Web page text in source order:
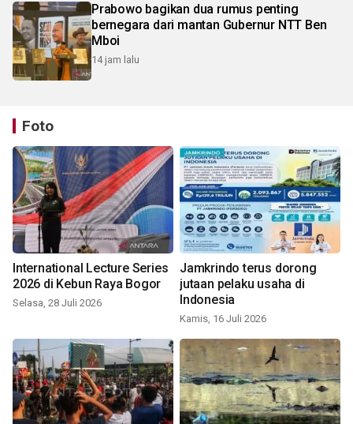
Prabowo bagikan dua rumus penting
bernegara dari mantan Gubernur NTT Ben
Mboi
14 jam lalu
Foto
International Lecture Series
2026 di Kebun Raya Bogor
Selasa, 28 Juli 2026
Jamkrindo terus dorong
jutaan pelaku usaha di
Indonesia
Kamis, 16 Juli 2026